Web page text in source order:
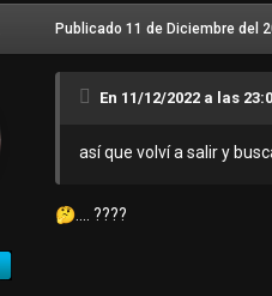
Publicado 11 de Diciembre del
En 11/12/2022 a las
así que volví a salir y
🤔 .... ????